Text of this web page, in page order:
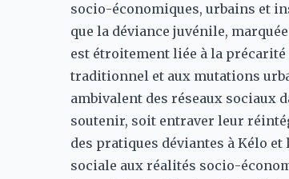
socio-économiques, urbains et
que la déviance juvénile,
est étroitement liée à la
traditionnel et aux mutations
ambivalent des réseaux sociaux
soutenir, soit entraver leur
des pratiques déviantes à Kélo
sociale aux réalités socio-